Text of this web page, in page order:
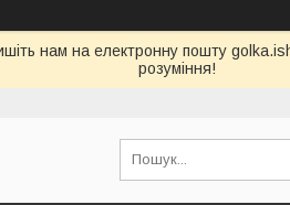
нам на електронну пошту
розуміння!